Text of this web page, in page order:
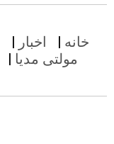
خانه اخبار
مولتی مدیا